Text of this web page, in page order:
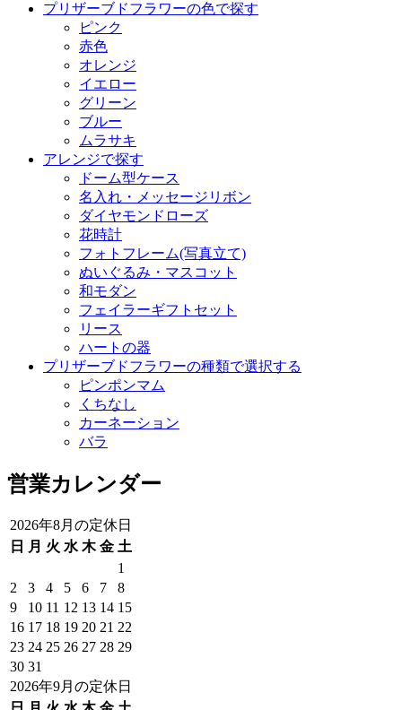
プリザーブドフラワーの色で探す
ピンク
赤色
オレンジ
イエロー
グリーン
ブルー
ムラサキ
アレンジで探す
ドーム型ケース
名入れ・メッセージリボン
ダイヤモンドローズ
花時計
フォトフレーム(写真立て)
ぬいぐるみ・マスコット
和モダン
フェイラーギフトセット
リース
ハートの器
プリザーブドフラワーの種類で選択する
ピンポンマム
くちなし
カーネーション
バラ
営業カレンダー
2026年8月の定休日
日
月 火 水 木 金 土
1
2
3 4 5 6 7
8
9
10 11 12 13 14 15
16 17 18 19 20 21 22
23 24 25 26 27 28 29
30 31
2026年9月の定休日